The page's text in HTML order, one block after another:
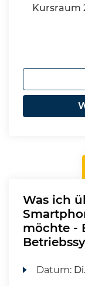
Kursraum
Was ich
möchte -
Datum: Di.